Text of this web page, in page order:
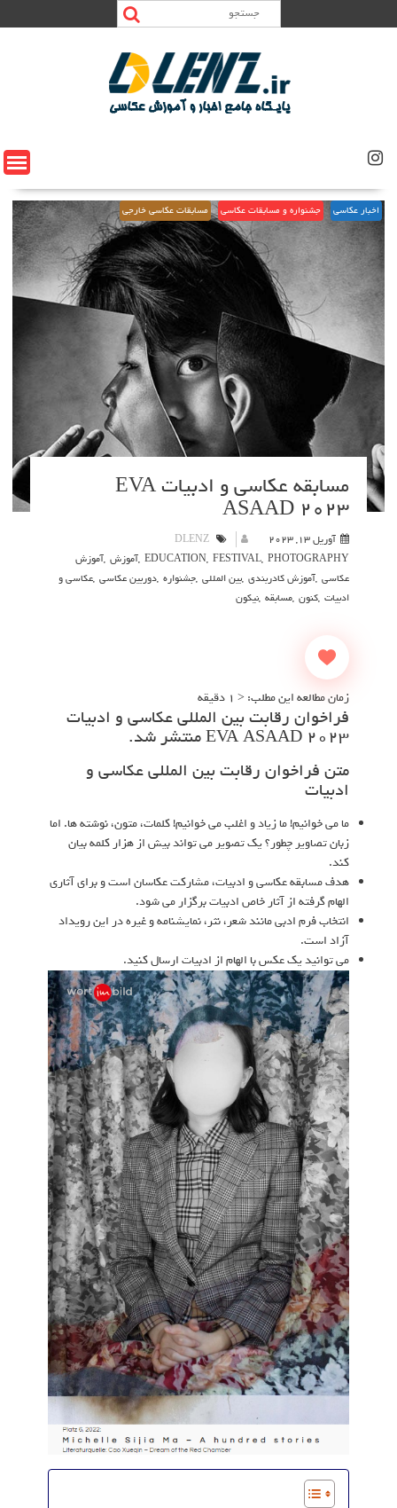
to
اخبار عکاسی جشنواره و مسابقات عکاسی مسابقات عکاسی خارجی
مسابقه عکاسی و ادبیات EVA
ASAAD ۲۰۲۳
آوریل 13, 2023
DLENZ
EDUCATION, FESTIVAL, PHOTOGRAPHY
,آموزش ,آموزش
عکاسی ,آموزش کادربندی ,بین المللی ,جشنواره ,دوربین عکاسی ,عکاسی و
ادبیات ,کنون ,مسابقه ,نیکون
زمان مطالعه این مطلب: < 1 دقیقه
فراخوان رقابت بین المللی عکاسی و ادبیات
EVA ASAAD ۲۰۲۳ منتشر شد.
متن فراخوان رقابت بین المللی عکاسی و
ادبیات
ما می خوانیم! ما زیاد و اغلب می خوانیم! کلمات، متون، نوشته ها. اما
زبان تصاویر چطور؟ یک تصویر می تواند بیش از هزار کلمه بیان
کند.
هدف مسابقه عکاسی و ادبیات، مشارکت عکاسان است و برای آثاری
الهام گرفته از آثار خاص ادبیات برگزار می شود.
انتخاب فرم ادبی مانند شعر، نثر، نمایشنامه و غیره در این رویداد
آزاد است.
می توانید یک عکس با الهام از ادبیات ارسال کنید.